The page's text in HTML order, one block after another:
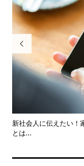

新社会人に伝えたい！
とは...